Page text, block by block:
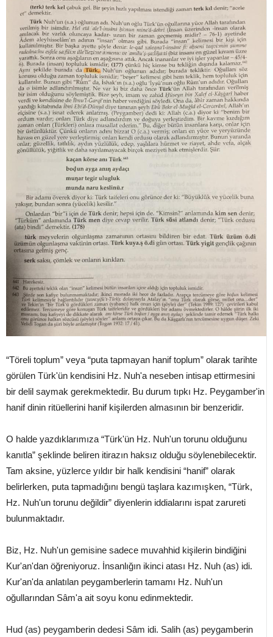
“Töreli toplum” veya “puta tapmayan hanif toplum” olarak tarihte
görülen Türk'ün kendisini Hz. Nuh'a neseben intisap ettirmesini
bir delil saymak gerekmektedir. Bu durum tıpkı Hz. Peygamber'in
hanif dinin ritüellerini hanif kişilerden almasının bir benzeridir.
O halde yazdıklarımıza “Türk'ün Hz. Nuh'un torunu olduğunu
kanıtla” şeklinde beliren itirazın haksız olduğu söylenebilecektir.
Tam aksine, yüzlerce yıldır bir halk kendisini “hanif” olarak
belirlerken, puta tapmadığını bengü taşlara kazımışken, “Türk,
Hz. Nuh'un torunu değildir” diyenlerin iddialarını ispat zarureti
bulunmaktadır.
Biz, Hz. Nuh'un gemisine sadece muvahhid kişilerin bindiğini
Kur'an'dan öğreniyoruz. İnsanlığın ikinci atası Hz. Nuh (as) idi.
Kur'an'da anlatılan peygamberlerin tamamı Hz. Nuh'un
oğullarından Sâm'a ait soyu konu edinmektedir.
Hud (as) peygamberin dedesi Sâm idi. Salih (as) peygamberin